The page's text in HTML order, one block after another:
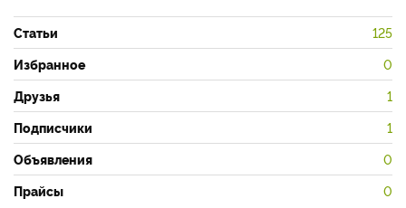
Статьи 125
Избранное 0
Друзья 1
Подписчики 1
Объявления 0
Прайсы 0